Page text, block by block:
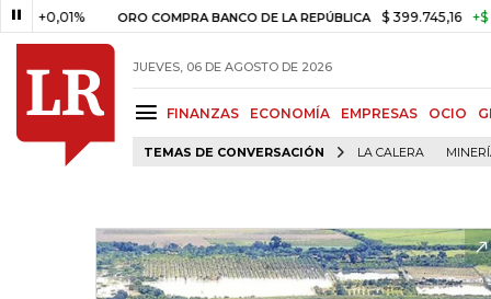
ORO COMPRA BANCO DE LA REPÚBLICA $ 399.745,16 +$
JUEVES, 06 DE AGOSTO DE 2026
FINANZAS ECONOMÍA EMPRESAS OCIO
TEMAS DE CONVERSACIÓN LA CALERA